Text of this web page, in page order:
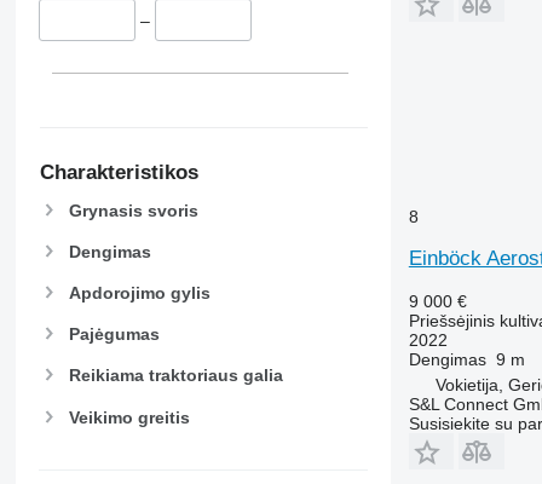
–
Charakteristikos
Grynasis svoris
Dengimas
Apdorojimo gylis
Pajėgumas
Reikiama traktoriaus galia
Veikimo greitis
8
Einböck
9 000 €
Priešsėjinis
2022
Dengimas 9 m
Vokietija,
S&L Connect
Susisiekite su